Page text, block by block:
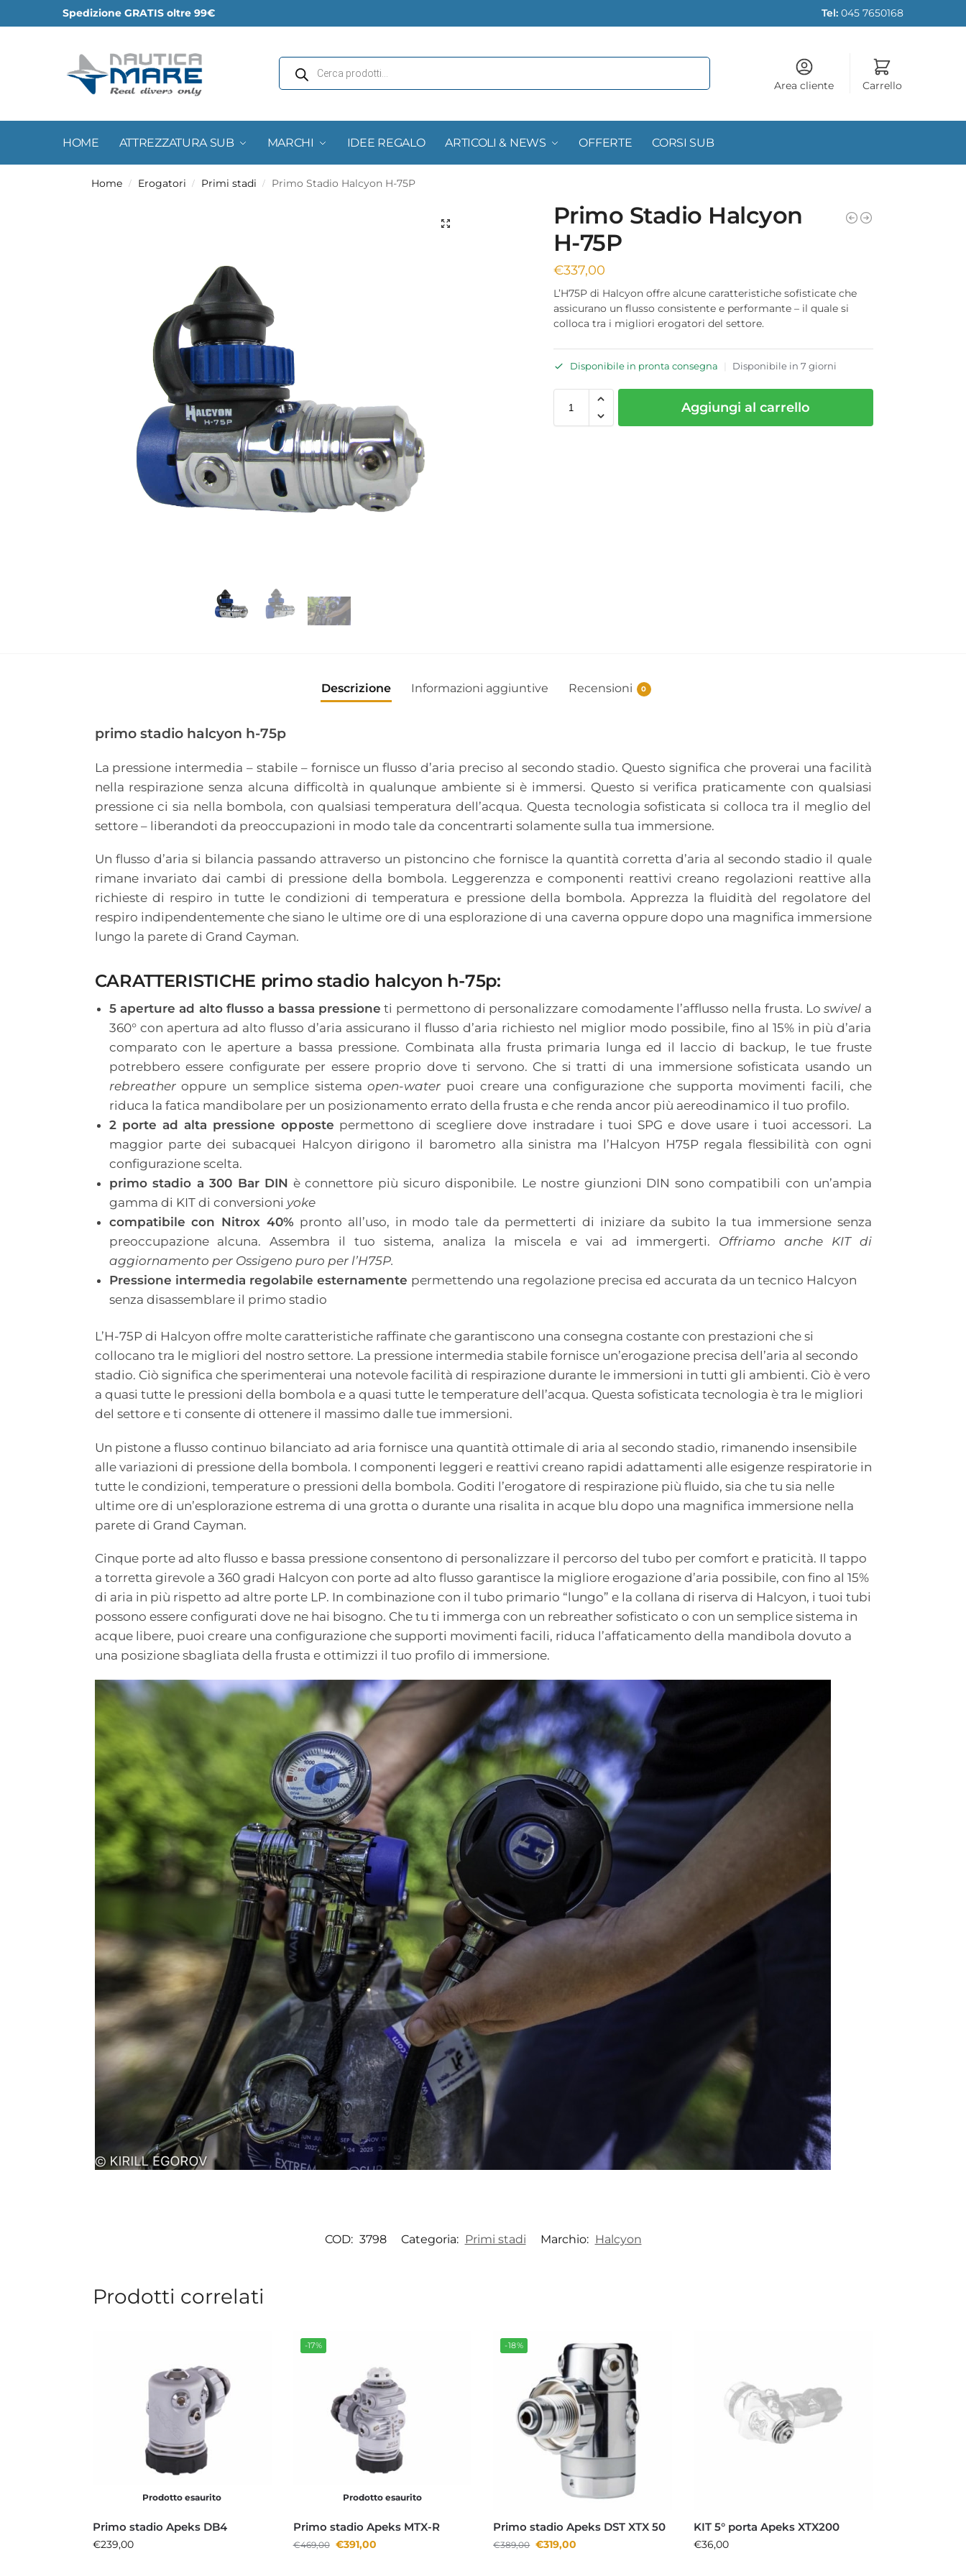
Spedizione GRATIS oltre 99€ Tel: 045 7650168
Area cliente Carrello
HOME ATTREZZATURA SUB MARCHI IDEE REGALO ARTICOLI & NEWS OFFERTE CORSI SUB
Home / Erogatori / Primi stadi / Primo Stadio Halcyon H-75P
Primo Stadio Halcyon
H-75P
€337,00
L’H75P di Halcyon offre alcune caratteristiche sofisticate che
assicurano un flusso consistente e performante – il quale si
colloca tra i migliori erogatori del settore.
Disponibile in pronta consegna Disponibile in 7 giorni
Aggiungi al carrello
Descrizione Informazioni aggiuntive Recensioni 0
primo stadio halcyon h-75p
La pressione intermedia – stabile – fornisce un flusso d’aria preciso al secondo stadio. Questo significa che proverai una facilità
nella respirazione senza alcuna difficoltà in qualunque ambiente si è immersi. Questo si verifica praticamente con qualsiasi
pressione ci sia nella bombola, con qualsiasi temperatura dell’acqua. Questa tecnologia sofisticata si colloca tra il meglio del
settore – liberandoti da preoccupazioni in modo tale da concentrarti solamente sulla tua immersione.
Un flusso d’aria si bilancia passando attraverso un pistoncino che fornisce la quantità corretta d’aria al secondo stadio il quale
rimane invariato dai cambi di pressione della bombola. Leggerenzza e componenti reattivi creano regolazioni reattive alla
richieste di respiro in tutte le condizioni di temperatura e pressione della bombola. Apprezza la fluidità del regolatore del
respiro indipendentemente che siano le ultime ore di una esplorazione di una caverna oppure dopo una magnifica immersione
lungo la parete di Grand Cayman.
CARATTERISTICHE primo stadio halcyon h-75p:
5 aperture ad alto flusso a bassa pressione ti permettono di personalizzare comodamente l’afflusso nella frusta. Loswivel a
360° con apertura ad alto flusso d’aria assicurano il flusso d’aria richiesto nel miglior modo possibile, fino al 15% in più d’aria
comparato con le aperture a bassa pressione. Combinata alla frusta primaria lunga ed il laccio di backup, le tue fruste
potrebbero essere configurate per essere proprio dove ti servono. Che si tratti di una immersione sofisticata usando un
rebreatheroppure un semplice sistemaopen-water puoi creare una configurazione che supporta movimenti facili, che
riduca la fatica mandibolare per un posizionamento errato della frusta e che renda ancor più aereodinamico il tuo profilo.
2 porte ad alta pressione opposte permettono di scegliere dove instradare i tuoi SPG e dove usare i tuoi accessori. La
maggior parte dei subacquei Halcyon dirigono il barometro alla sinistra ma l’Halcyon H75P regala flessibilità con ogni
configurazione scelta.
primo stadio a 300 Bar DIN è connettore più sicuro disponibile. Le nostre giunzioni DIN sono compatibili con un’ampia
gamma di KIT di conversioni yoke
compatibile con Nitrox 40% pronto all’uso, in modo tale da permetterti di iniziare da subito la tua immersione senza
preoccupazione alcuna. Assembra il tuo sistema, analiza la miscela e vai ad immergerti. Offriamo anche KIT di
aggiornamento per Ossigeno puro per l’H75P.
Pressione intermedia regolabile esternamente permettendo una regolazione precisa ed accurata da un tecnico Halcyon
senza disassemblare il primo stadio
L’H-75P di Halcyon offre molte caratteristiche raffinate che garantiscono una consegna costante con prestazioni che si
collocano tra le migliori del nostro settore. La pressione intermedia stabile fornisce un’erogazione precisa dell’aria al secondo
stadio. Ciò significa che sperimenterai una notevole facilità di respirazione durante le immersioni in tutti gli ambienti. Ciò è vero
a quasi tutte le pressioni della bombola e a quasi tutte le temperature dell’acqua. Questa sofisticata tecnologia è tra le migliori
del settore e ti consente di ottenere il massimo dalle tue immersioni.
Un pistone a flusso continuo bilanciato ad aria fornisce una quantità ottimale di aria al secondo stadio, rimanendo insensibile
alle variazioni di pressione della bombola. I componenti leggeri e reattivi creano rapidi adattamenti alle esigenze respiratorie in
tutte le condizioni, temperature o pressioni della bombola. Goditi l’erogatore di respirazione più fluido, sia che tu sia nelle
ultime ore di un’esplorazione estrema di una grotta o durante una risalita in acque blu dopo una magnifica immersione nella
parete di Grand Cayman.
Cinque porte ad alto flusso e bassa pressione consentono di personalizzare il percorso del tubo per comfort e praticità. Il tappo
a torretta girevole a 360 gradi Halcyon con porte ad alto flusso garantisce la migliore erogazione d’aria possibile, con fino al 15%
di aria in più rispetto ad altre porte LP. In combinazione con il tubo primario “lungo” e la collana di riserva di Halcyon, i tuoi tubi
possono essere configurati dove ne hai bisogno. Che tu ti immerga con un rebreather sofisticato o con un semplice sistema in
acque libere, puoi creare una configurazione che supporti movimenti facili, riduca l’affaticamento della mandibola dovuto a
una posizione sbagliata della frusta e ottimizzi il tuo profilo di immersione.
COD: 3798 Categoria: Primi stadi Marchio: Halcyon
Prodotti correlati
Prodotto esaurito
Primo stadio Apeks DB4
€239,00
-17%
Prodotto esaurito
Primo stadio Apeks MTX-R
€469,00 €391,00
-18%
Primo stadio Apeks DST XTX 50
€389,00 €319,00
KIT 5° porta Apeks XTX200
€36,00